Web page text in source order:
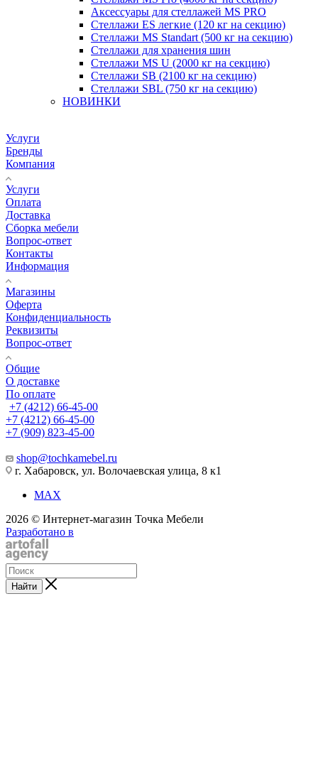
Аксессуары для стеллажей MS PRO
Стеллажи ES легкие (120 кг на секцию)
Стеллажи MS Standart (500 кг на секцию)
Стеллажи для хранения шин
Стеллажи MS U (2000 кг на секцию)
Стеллажи SB (2100 кг на секцию)
Стеллажи SBL (750 кг на секцию)
НОВИНКИ
Услуги
Бренды
Компания
Услуги
Оплата
Доставка
Сборка мебели
Вопрос-ответ
Контакты
Информация
Магазины
Оферта
Конфиденциальность
Реквизиты
Вопрос-ответ
Общие
О доставке
По оплате
+7 (4212) 66-45-00
+7 (4212) 66-45-00
+7 (909) 823-45-00
shop@tochkamebel.ru
г. Хабаровск, ул. Волочаевская улица, 8 к1
MAX
2026 © Интернет-магазин Точка Мебели
Разработано в
Найти